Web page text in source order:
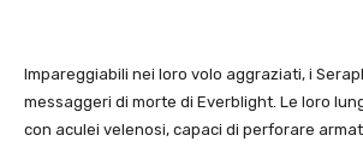
Impareggiabili nei loro volo aggraziati, i
messaggeri di morte di Everblight. Le loro
con aculei velenosi, capaci di perforare